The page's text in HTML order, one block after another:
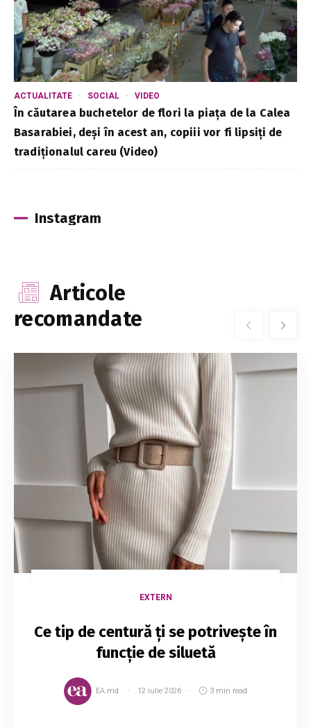
ACTUALITATE SOCIAL VIDEO
În căutarea buchetelor de flori la piața de la Calea
Basarabiei, deși în acest an, copiii vor fi lipsiți de
tradiționalul careu (Video)
Instagram
Articole
recomandate
EXTERN
Ce tip de centură ți se potrivește în
funcție de siluetă
EA.md 12 iulie 2026 3 min read